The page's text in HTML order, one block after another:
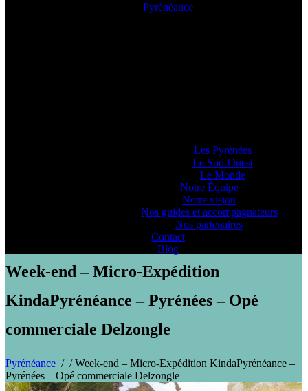
Pyrénéance
Les Pyrénées
Le Sud-Ouest
Le Monde
Notre Équipe
Notre vision
Nos guides et accompagnateurs
Nos partenaires
Contact
Blog
PYRENEANCE | Week-end - Micro-Expédition KindaPyrénéance
- Pyrénées - Opé commerciale Delzongle
Week-end – Micro-Expédition
KindaPyrénéance – Pyrénées – Opé
commerciale Delzongle
Pyrénéance / /Week-end – Micro-Expédition KindaPyrénéance –
Pyrénées – Opé commerciale Delzongle